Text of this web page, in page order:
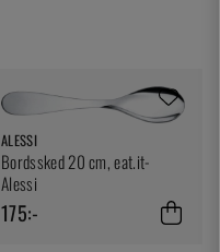
ALESSI
Bordssked 20 cm, eat.it-
Alessi
175:-